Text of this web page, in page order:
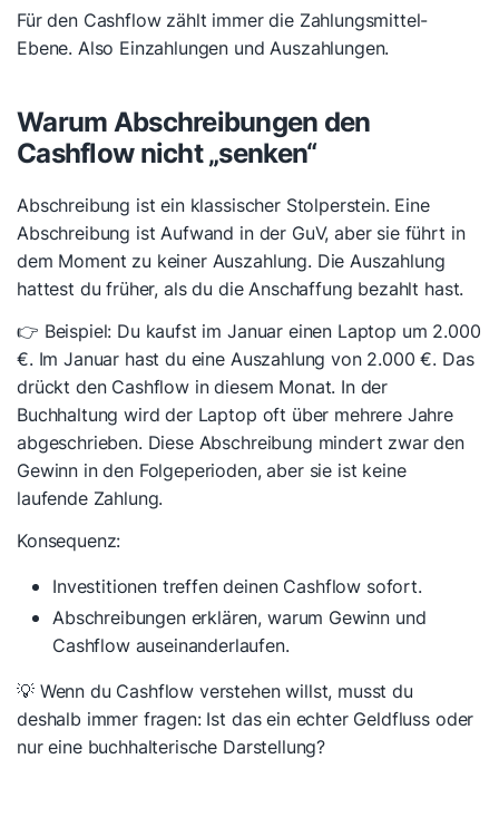
Für den Cashflow zählt immer die Zahlungsmittel-
Ebene. Also Einzahlungen und Auszahlungen.
Warum Abschreibungen den
Cashflow nicht „senken“
Abschreibung ist ein klassischer Stolperstein. Eine
Abschreibung ist Aufwand in der GuV, aber sie führt in
dem Moment zu keiner Auszahlung. Die Auszahlung
hattest du früher, als du die Anschaffung bezahlt hast.
👉 Beispiel: Du kaufst im Januar einen Laptop um 2.000
€. Im Januar hast du eine Auszahlung von 2.000 €. Das
drückt den Cashflow in diesem Monat. In der
Buchhaltung wird der Laptop oft über mehrere Jahre
abgeschrieben. Diese Abschreibung mindert zwar den
Gewinn in den Folgeperioden, aber sie ist keine
laufende Zahlung.
Konsequenz:
Investitionen treffen deinen Cashflow sofort.
Abschreibungen erklären, warum Gewinn und
Cashflow auseinanderlaufen.
💡 Wenn du Cashflow verstehen willst, musst du
deshalb immer fragen: Ist das ein echter Geldfluss oder
nur eine buchhalterische Darstellung?